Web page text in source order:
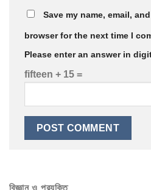
Save my name, email,
browser for the next time I
Please enter an answer in
fifteen + 15 =